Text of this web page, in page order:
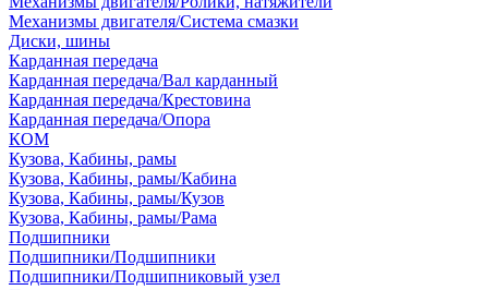
Механизмы двигателя/Система смазки
Диски, шины
Карданная передача
Карданная передача/Вал карданный
Карданная передача/Крестовина
Карданная передача/Опора
КОМ
Кузова, Кабины, рамы
Кузова, Кабины, рамы/Кабина
Кузова, Кабины, рамы/Кузов
Кузова, Кабины, рамы/Рама
Подшипники
Подшипники/Подшипники
Подшипники/Подшипниковый узел